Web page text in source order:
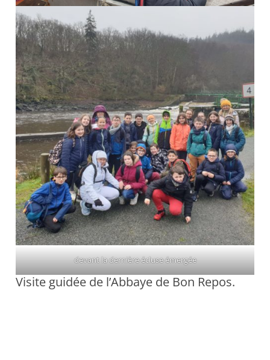
devant la dernière écluse émergée
Visite guidée de l’Abbaye de Bon Repos.